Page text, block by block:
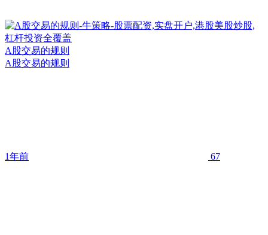
A股交易的规则
A股交易的规则
1年前 67